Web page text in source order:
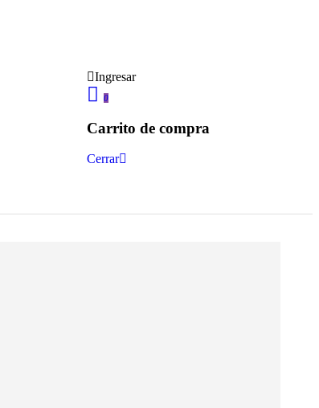
Ingresar
0
Carrito de compra
Cerrar